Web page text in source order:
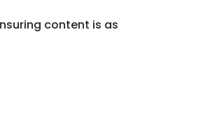
content is as